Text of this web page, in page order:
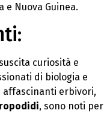
e Nuova Guinea.
curiosità e
di biologia e
affascinanti erbivori,
, sono noti per